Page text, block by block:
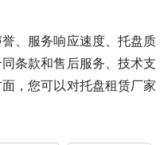
、服务响应速度、托盘质
条款和售后服务、技术支
，您可以对托盘租赁厂家